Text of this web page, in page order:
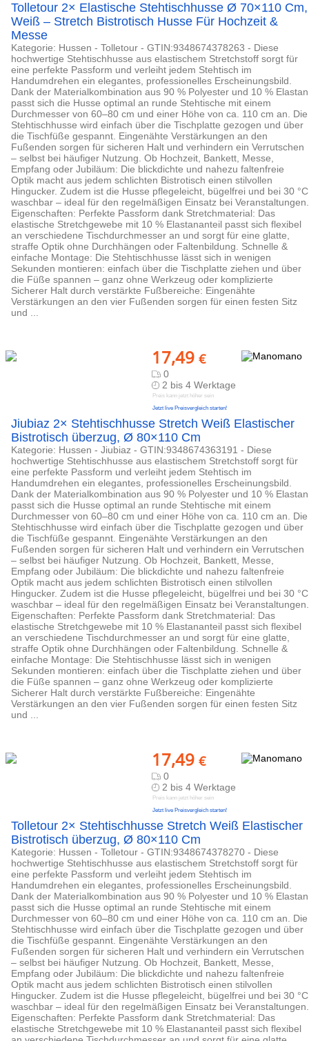
Tolletour 2× Elastische Stehtischhusse Ø 70×110 Cm,
Weiß – Stretch Bistrotisch Husse Für Hochzeit &
Messe
Kategorie: Hussen - Tolletour - GTIN:9348674378263 - Diese
hochwertige Stehtischhusse aus elastischem Stretchstoff sorgt für
eine perfekte Passform und verleiht jedem Stehtisch im
Handumdrehen ein elegantes, professionelles Erscheinungsbild.
Dank der Materialkombination aus 90 % Polyester und 10 % Elastan
passt sich die Husse optimal an runde Stehtische mit einem
Durchmesser von 60–80 cm und einer Höhe von ca. 110 cm an. Die
Stehtischhusse wird einfach über die Tischplatte gezogen und über
die Tischfüße gespannt. Eingenähte Verstärkungen an den
Fußenden sorgen für sicheren Halt und verhindern ein Verrutschen
– selbst bei häufiger Nutzung. Ob Hochzeit, Bankett, Messe,
Empfang oder Jubiläum: Die blickdichte und nahezu faltenfreie
Optik macht aus jedem schlichten Bistrotisch einen stilvollen
Hingucker. Zudem ist die Husse pflegeleicht, bügelfrei und bei 30 °C
waschbar – ideal für den regelmäßigen Einsatz bei Veranstaltungen.
Eigenschaften: Perfekte Passform dank Stretchmaterial: Das
elastische Stretchgewebe mit 10 % Elastananteil passt sich flexibel
an verschiedene Tischdurchmesser an und sorgt für eine glatte,
straffe Optik ohne Durchhängen oder Faltenbildung. Schnelle &
einfache Montage: Die Stehtischhusse lässt sich in wenigen
Sekunden montieren: einfach über die Tischplatte ziehen und über
die Füße spannen – ganz ohne Werkzeug oder komplizierte
Sicherer Halt durch verstärkte Fußbereiche: Eingenähte
Verstärkungen an den vier Fußenden sorgen für einen festen Sitz
und ...
17,49 €
0
2 bis 4 Werktage
Preis kann jetzt höher sein
Jetzt live Preisvergleich starten!
Jiubiaz 2× Stehtischhusse Stretch Weiß Elastischer
Bistrotisch überzug, Ø 80×110 Cm
Kategorie: Hussen - Jiubiaz - GTIN:9348674363191 - Diese
hochwertige Stehtischhusse aus elastischem Stretchstoff sorgt für
eine perfekte Passform und verleiht jedem Stehtisch im
Handumdrehen ein elegantes, professionelles Erscheinungsbild.
Dank der Materialkombination aus 90 % Polyester und 10 % Elastan
passt sich die Husse optimal an runde Stehtische mit einem
Durchmesser von 60–80 cm und einer Höhe von ca. 110 cm an. Die
Stehtischhusse wird einfach über die Tischplatte gezogen und über
die Tischfüße gespannt. Eingenähte Verstärkungen an den
Fußenden sorgen für sicheren Halt und verhindern ein Verrutschen
– selbst bei häufiger Nutzung. Ob Hochzeit, Bankett, Messe,
Empfang oder Jubiläum: Die blickdichte und nahezu faltenfreie
Optik macht aus jedem schlichten Bistrotisch einen stilvollen
Hingucker. Zudem ist die Husse pflegeleicht, bügelfrei und bei 30 °C
waschbar – ideal für den regelmäßigen Einsatz bei Veranstaltungen.
Eigenschaften: Perfekte Passform dank Stretchmaterial: Das
elastische Stretchgewebe mit 10 % Elastananteil passt sich flexibel
an verschiedene Tischdurchmesser an und sorgt für eine glatte,
straffe Optik ohne Durchhängen oder Faltenbildung. Schnelle &
einfache Montage: Die Stehtischhusse lässt sich in wenigen
Sekunden montieren: einfach über die Tischplatte ziehen und über
die Füße spannen – ganz ohne Werkzeug oder komplizierte
Sicherer Halt durch verstärkte Fußbereiche: Eingenähte
Verstärkungen an den vier Fußenden sorgen für einen festen Sitz
und ...
17,49 €
0
2 bis 4 Werktage
Preis kann jetzt höher sein
Jetzt live Preisvergleich starten!
Tolletour 2× Stehtischhusse Stretch Weiß Elastischer
Bistrotisch überzug, Ø 80×110 Cm
Kategorie: Hussen - Tolletour - GTIN:9348674378270 - Diese
hochwertige Stehtischhusse aus elastischem Stretchstoff sorgt für
eine perfekte Passform und verleiht jedem Stehtisch im
Handumdrehen ein elegantes, professionelles Erscheinungsbild.
Dank der Materialkombination aus 90 % Polyester und 10 % Elastan
passt sich die Husse optimal an runde Stehtische mit einem
Durchmesser von 60–80 cm und einer Höhe von ca. 110 cm an. Die
Stehtischhusse wird einfach über die Tischplatte gezogen und über
die Tischfüße gespannt. Eingenähte Verstärkungen an den
Fußenden sorgen für sicheren Halt und verhindern ein Verrutschen
– selbst bei häufiger Nutzung. Ob Hochzeit, Bankett, Messe,
Empfang oder Jubiläum: Die blickdichte und nahezu faltenfreie
Optik macht aus jedem schlichten Bistrotisch einen stilvollen
Hingucker. Zudem ist die Husse pflegeleicht, bügelfrei und bei 30 °C
waschbar – ideal für den regelmäßigen Einsatz bei Veranstaltungen.
Eigenschaften: Perfekte Passform dank Stretchmaterial: Das
elastische Stretchgewebe mit 10 % Elastananteil passt sich flexibel